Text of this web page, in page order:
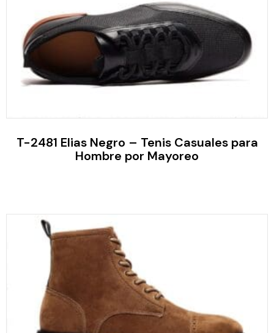
T-2481 Elias Negro – Tenis Casuales para
Hombre por Mayoreo